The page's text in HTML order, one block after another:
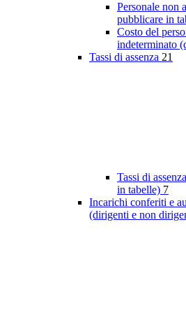
Personale non
pubblicare in
Costo del
indeterminato
Tassi di assenza 21
Tassi di
in tabelle) 7
Incarichi conferiti e
(dirigenti e non